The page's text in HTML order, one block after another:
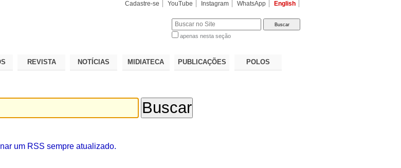
Cadastre-se YouTube Instagram WhatsApp English
apenas nesta seção
REVISTA NOTÍCIAS MIDIATECA PUBLICAÇÕES POLOS
um RSS sempre atualizado.